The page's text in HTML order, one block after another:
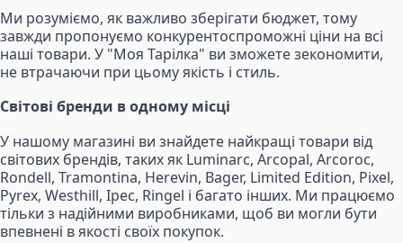
Ми розуміємо, як важливо зберігати бюджет, тому
завжди пропонуємо конкурентоспроможні ціни на всі
наші товари. У "Моя Тарілка" ви зможете зекономити,
не втрачаючи при цьому якість і стиль.
Світові бренди в одному місці
У нашому магазині ви знайдете найкращі товари від
світових брендів, таких як Luminarc, Arcopal, Arcoroc,
Rondell, Tramontina, Herevin, Bager, Limited Edition, Pixel,
Pyrex, Westhill, Ipec, Ringel і багато інших. Ми працюємо
тільки з надійними виробниками, щоб ви могли бути
впевнені в якості своїх покупок.